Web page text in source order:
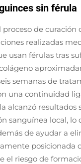
sin férula
de curación
realizadas
usan férulas tras
semanas de
una continuidad
alcanzó resultados
sanguínea local,
de ayudar a
posicionada
el riesgo de